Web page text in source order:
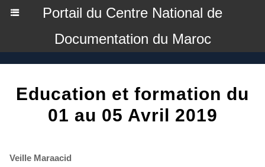
Portail du Centre National de
Documentation du Maroc
Education et formation du
01 au 05 Avril 2019
Veille Maraacid